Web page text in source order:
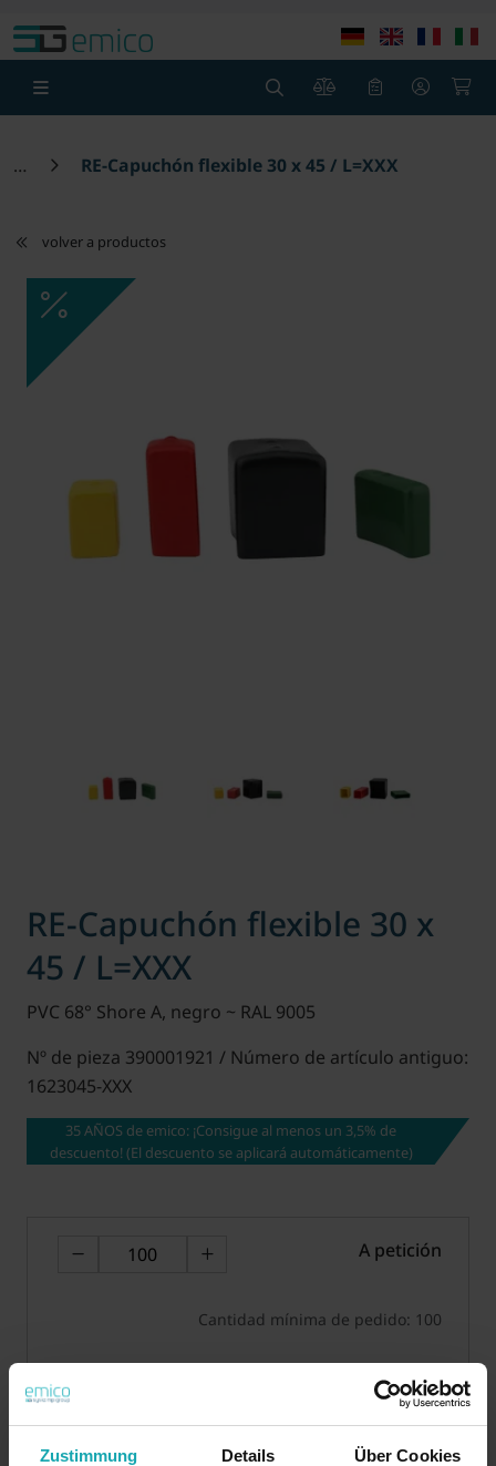
Zustimmung Details Über Cookies
RE-Capuchón flexible 30 x 45 / L=XXX
volver a productos
RE-Capuchón flexible 30 x
45 / L=XXX
PVC 68° Shore A, negro ~ RAL 9005
Nº de pieza 390001921 / Número de artículo antiguo:
1623045-XXX
35 AÑOS de emico: ¡Consigue al menos un 3,5% de
descuento! (El descuento se aplicará automáticamente)
A petición
Cantidad mínima de pedido: 100
Pedir muestra